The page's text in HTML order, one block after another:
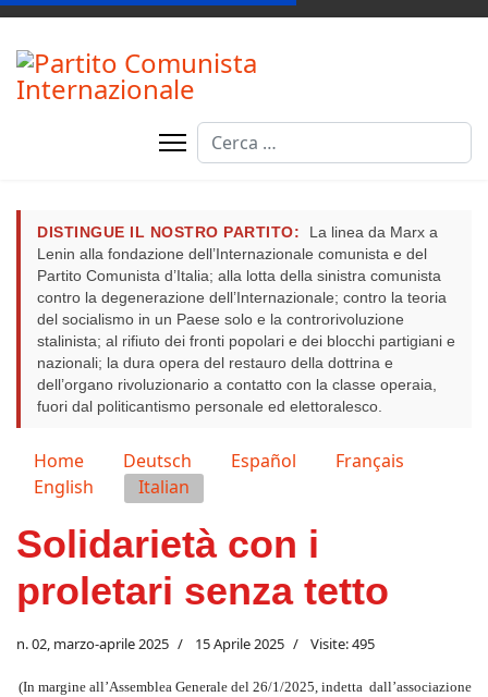
Cerca
DISTINGUE IL NOSTRO PARTITO:
La linea da Marx a
Lenin alla fondazione dell’Internazionale comunista e del
Partito Comunista d’Italia; alla lotta della sinistra comunista
contro la degenerazione dell’Internazionale; contro la teoria
del socialismo in un Paese solo e la controrivoluzione
stalinista; al rifiuto dei fronti popolari e dei blocchi partigiani e
nazionali; la dura opera del restauro della dottrina e
dell’organo rivoluzionario a contatto con la classe operaia,
fuori dal politicantismo personale ed elettoralesco.
Seleziona la tua lingua
Home Deutsch Español
Français
English
Italian
Solidarietà con i
proletari senza tetto
n. 02, marzo-aprile 2025 15 Aprile 2025 Visite: 495
(In margine all’Assemblea Generale del 26/1/2025, indetta dall’associazione